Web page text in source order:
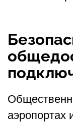
аэропортах